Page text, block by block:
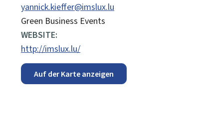
yannick.kieffer@imslux.lu
Green Business Events
WEBSITE:
http://imslux.lu/
Auf der Karte anzeigen